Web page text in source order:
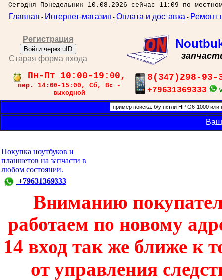
Сегодня Понедельник 10.08.2026 сейчас 11:09 по
Главная • Интернет-магазин • Оплата и доставка • Ремонт
Регистрация
Войти через uID
Старая форма входа
Пн-Пт 10:00-19:00,
пер. 14:00-15:00, Сб, Вс -
выходной
8(347)298-93-
+79631369333
Покупка ноутбуков и
планшетов на запчасти в
любом состоянии.
+79631369333
Вниманию
работаем по новому
14 вход так же ближе к
от управления